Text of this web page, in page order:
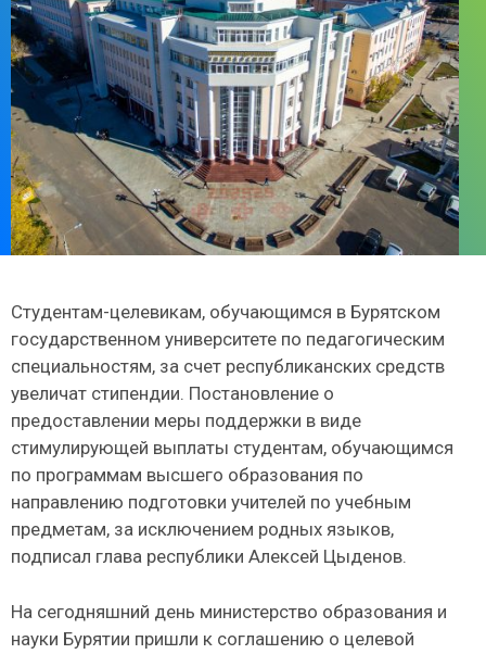
Студентам-целевикам, обучающимся в Бурятском
государственном университете по педагогическим
специальностям, за счет республиканских средств
увеличат стипендии. Постановление о
предоставлении меры поддержки в виде
стимулирующей выплаты студентам, обучающимся
по программам высшего образования по
направлению подготовки учителей по учебным
предметам, за исключением родных языков,
подписал глава республики Алексей Цыденов.
На сегодняшний день министерство образования и
науки Бурятии пришли к соглашению о целевой